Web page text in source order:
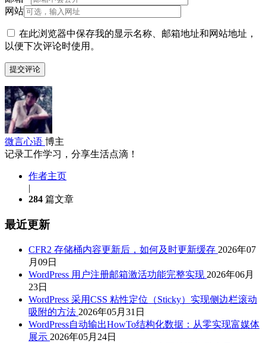
网站
在此浏览器中保存我的显示名称、邮箱地址和网站地址，
以便下次评论时使用。
微言心语 博主
记录工作学习，分享生活点滴！
作者主页
|
284 篇文章
最近更新
CFR2 存储桶内容更新后，如何及时更新缓存 2026年07
月09日
WordPress 用户注册邮箱激活功能完整实现 2026年06月
23日
WordPress 采用CSS 粘性定位（Sticky）实现侧边栏滚动
吸附的方法 2026年05月31日
WordPress自动输出HowTo结构化数据：从零实现富媒体
展示 2026年05月24日